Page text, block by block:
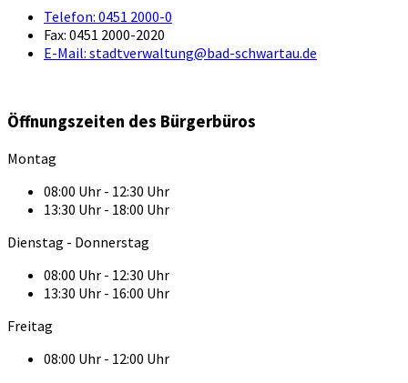
Telefon: 0451 2000-0
Fax: 0451 2000-2020
E-Mail: stadtverwaltung@bad-schwartau.de
Öffnungszeiten des Bürgerbüros
Montag
08:00 Uhr - 12:30 Uhr
13:30 Uhr - 18:00 Uhr
Dienstag - Donnerstag
08:00 Uhr - 12:30 Uhr
13:30 Uhr - 16:00 Uhr
Freitag
08:00 Uhr - 12:00 Uhr